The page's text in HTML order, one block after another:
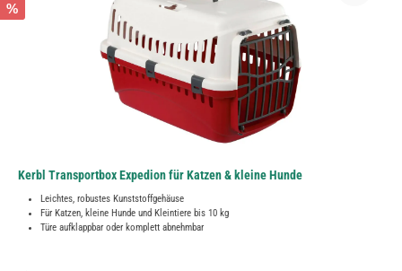
%
Kerbl Transportbox Expedion für Katzen & kleine Hunde
Leichtes, robustes Kunststoffgehäuse
Für Katzen, kleine Hunde und Kleintiere bis 10 kg
Türe aufklappbar oder komplett abnehmbar